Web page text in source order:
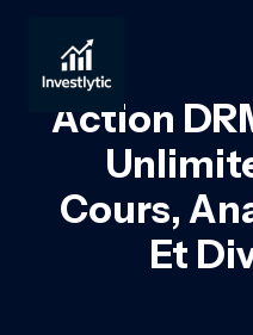
contenu
Action
Cours,
Et